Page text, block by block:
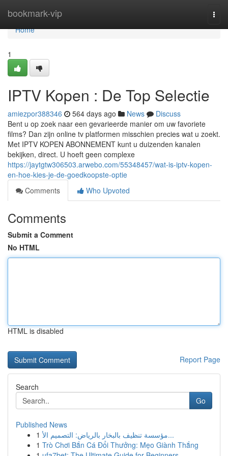
bookmark-vip
Home
Home
1
IPTV Kopen : De Top Selectie
amiezpor388346 564 days ago News
Discuss
Bent u op zoek naar een gevarieerde manier om uw favoriete
films? Dan zijn online tv platformen misschien precies wat u zoekt.
Met IPTV KOPEN ABONNEMENT kunt u duizenden kanalen
bekijken, direct. U hoeft geen complexe
https://jaytgtw306503.arwebo.com/55348457/wat-is-iptv-kopen-
en-hoe-kies-je-de-goedkoopste-optie
Comments
Who Upvoted
Comments
Submit a Comment
No HTML
HTML is disabled
Report Page
Search
Go
Published News
1
مؤسسة تنظيف بالبخار بالرياض: التصميم الأ...
1 Trò Chơi Bắn Cá Đổi Thưởng: Mẹo Giành Thắng